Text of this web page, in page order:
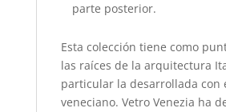
parte posterior.
Esta colección tiene como
las raíces de la arquitectura
particular la desarrollada con
veneciano. Vetro Venezia ha